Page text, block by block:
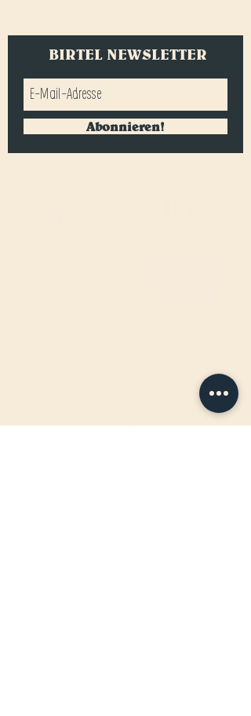
BIRTEL NEWSLETTER
Abonnieren!